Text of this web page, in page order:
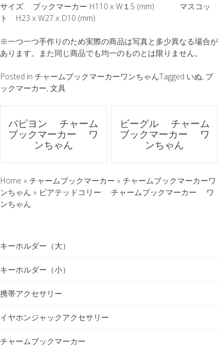
サイズ: ブックマーカー H110 x W１5 (mm) マスコッ
ト H23 x W27 x D10 (mm)
※一つ一つ手作りのため実際の商品は写真と多少異なる場合が
あります。また同じ商品でも均一のものとは限りません。
Posted in チャームブックマーカーワンちゃんTagged いぬ, ブ
ックマーカー,文具
ポ
ス
ト
ナ
ビ
ー
シ
ョ
ン
パピヨン チャーム
ブックマーカー ワ
ンちゃん
ビーグル チャーム
ブックマーカー ワ
ンちゃん
Home » チャームブックマーカー » チャームブックマーカーワ
ンちゃん » ビアテッドコリー チャームブックマーカー ワ
ンちゃん
キーホルダー（大）
キーホルダー（小）
携帯アクセサリー
イヤホンジャックアクセサリー
チャームブックマーカー